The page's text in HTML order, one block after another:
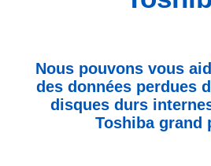
Nous pouvons vous
des données perdues
disques durs
Toshiba grand